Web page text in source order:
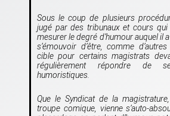
Sous le coup de plusieurs
jugé par des tribunaux et cours
mesurer le degré d’humour auquel il
s’émouvoir d’être, comme
cible pour certains magistrats
régulièrement répondre de
humoristiques.
Que le Syndicat de la
troupe comique, vienne s’auto-